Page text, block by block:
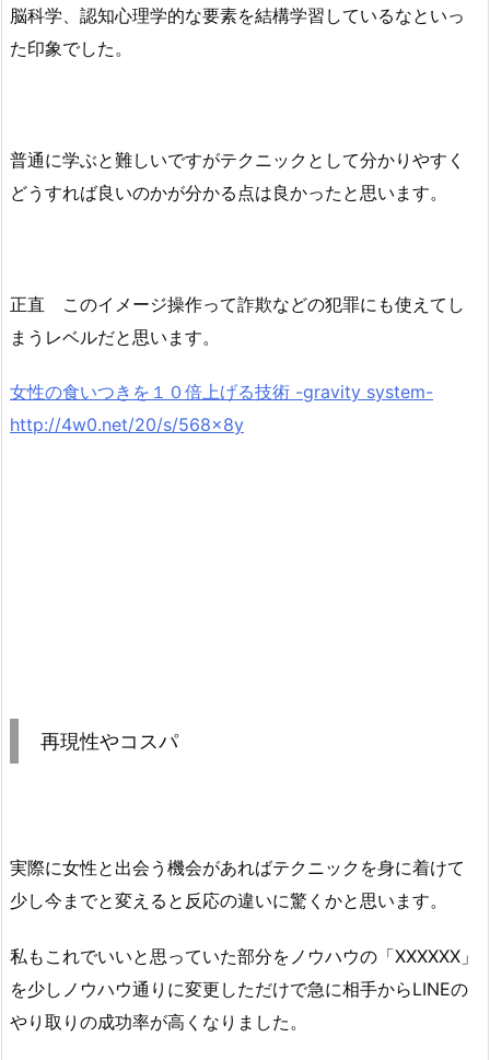
脳科学、認知心理学的な要素を結構学習しているなといっ
た印象でした。
普通に学ぶと難しいですがテクニックとして分かりやすく
どうすれば良いのかが分かる点は良かったと思います。
正直 このイメージ操作って詐欺などの犯罪にも使えてし
まうレベルだと思います。
女性の食いつきを１０倍上げる技術 -gravity system-
http://4w0.net/20/s/568x8y
再現性やコスパ
実際に女性と出会う機会があればテクニックを身に着けて
少し今までと変えると反応の違いに驚くかと思います。
私もこれでいいと思っていた部分をノウハウの「XXXXXX」
を少しノウハウ通りに変更しただけで急に相手からLINEの
やり取りの成功率が高くなりました。